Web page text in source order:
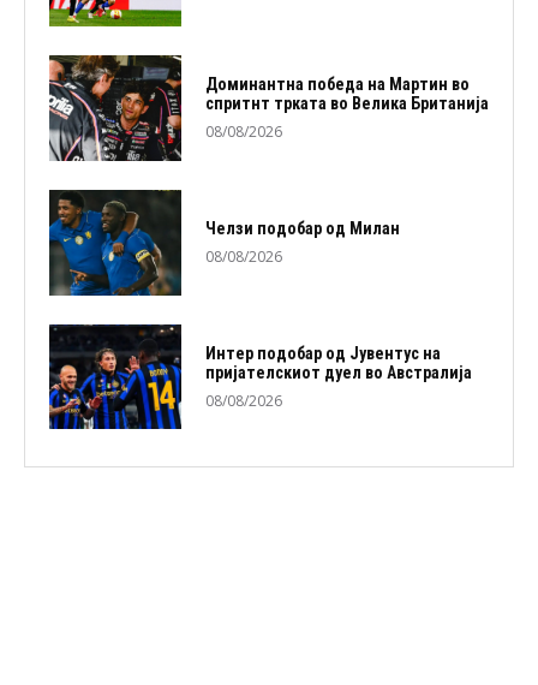
Доминантна победа на Мартин во
спритнт трката во Велика Британија
08/08/2026
Челзи подобaр од Милан
08/08/2026
Интер подобар од Јувентус на
пријателскиот дуел во Австралија
08/08/2026